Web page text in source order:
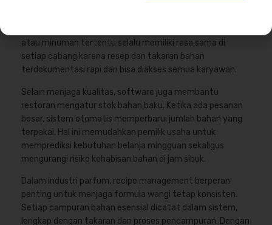
atau minuman tertentu selalu memiliki rasa sama di
setiap cabang karena resep dan takaran bahan
terdokumentasi rapi dan bisa diakses semua karyawan.
Selain menjaga kualitas, software juga membantu
restoran mengatur stok bahan baku. Ketika ada pesanan
besar, sistem otomatis memperbarui jumlah bahan yang
terpakai. Hal ini memudahkan pemilik usaha untuk
memprediksi kebutuhan belanja mingguan sekaligus
mengurangi risiko kehabisan bahan di jam sibuk.
Dalam industri parfum, recipe management berperan
penting untuk menjaga formula wangi tetap konsisten.
Setiap campuran bahan esensial dicatat dalam sistem,
lengkap dengan takaran dan proses pencampuran. Dengan